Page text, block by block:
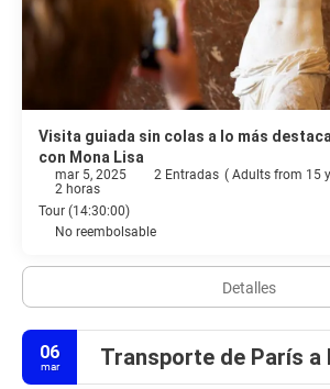
Visita guiada sin colas a lo más
con Mona Lisa
mar 5, 2025 2 Entradas ( Adults from 15
2 horas
Tour (14:30:00)
No reembolsable
Detalles
06
mar Transporte de París a